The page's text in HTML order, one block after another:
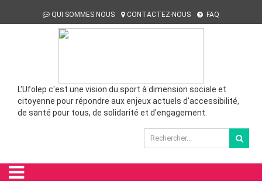
QUI SOMMES NOUS CONTACTEZ-NOUS FAQ
L'Ufolep c'est une vision du sport à dimension sociale et
citoyenne pour répondre aux enjeux actuels d'accessibilité,
de santé pour tous, de solidarité et d'engagement.